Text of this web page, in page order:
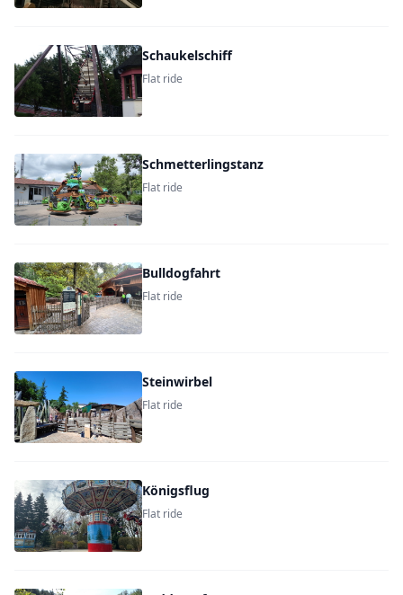
Schaukelschiff
Flat ride
Schmetterlingstanz
Flat ride
Bulldogfahrt
Flat ride
Steinwirbel
Flat ride
Königsflug
Flat ride